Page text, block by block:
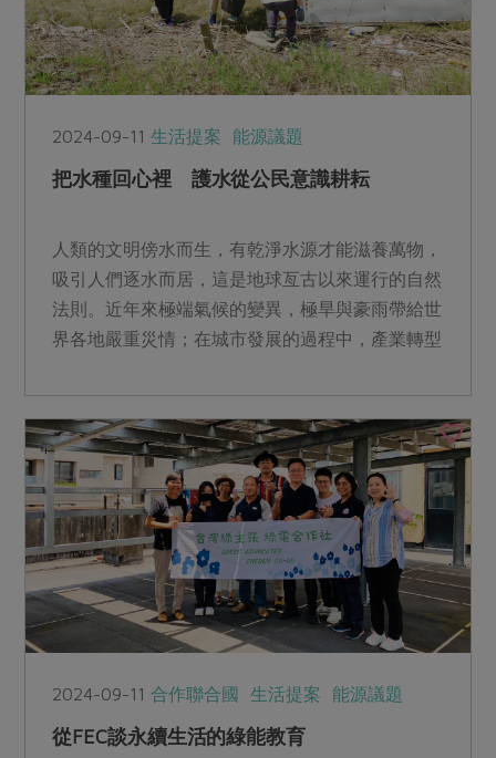
2024-09-11生活提案 能源議題
把水種回心裡 護水從公民意識耕耘
人類的文明傍水而生，有乾淨水源才能滋養萬物，
吸引人們逐水而居，這是地球亙古以來運行的自然
法則。近年來極端氣候的變異，極旱與豪雨帶給世
界各地嚴重災情；在城市發展的過程中，產業轉型
汙染，形成危及生命的隱憂。
2024-09-11合作聯合國 生活提案 能源議題
從FEC談永續生活的綠能教育